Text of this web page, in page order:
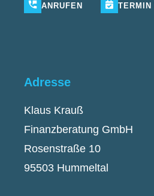
ANRUFEN TERMIN
Adresse
Klaus Krauß
Finanzberatung GmbH
Rosenstraße 10
95503 Hummeltal